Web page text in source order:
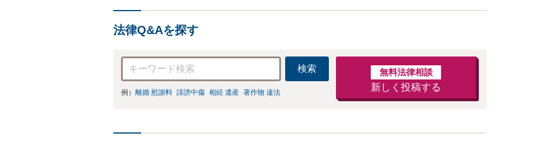
法律Q&Aを探す
検索
例） 離婚 慰謝料 誹謗中傷 相続 遺産 著作物 違法
無料法律相談
新しく投稿する